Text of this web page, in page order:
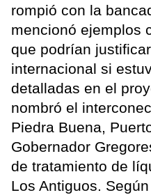
rompió con la
mencionó ejemplos
que podrían
internacional si
detalladas en el
nombró el
Piedra Buena,
Gobernador
de tratamiento de
Los Antiguos.